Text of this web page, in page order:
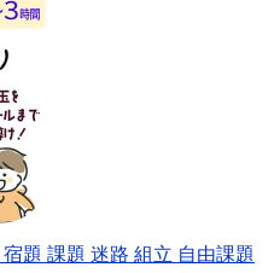
題 課題 迷路 組立 自由課題